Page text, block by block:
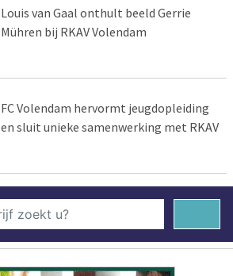
Louis van Gaal onthult beeld Gerrie
Mühren bij RKAV Volendam
FC Volendam hervormt jeugdopleiding
en sluit unieke samenwerking met RKAV